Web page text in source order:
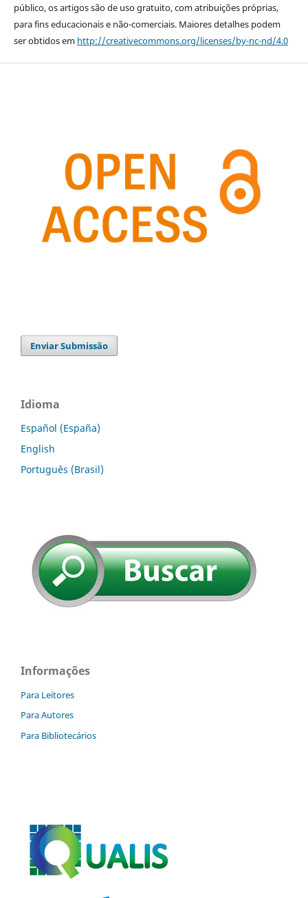
público, os artigos são de uso gratuito, com atribuições próprias,
para fins educacionais e não-comerciais. Maiores detalhes podem
ser obtidos em http://creativecommons.org/licenses/by-nc-nd/4.0
Enviar Submissão
Idioma
Español (España)
English
Português (Brasil)
Informações
Para Leitores
Para Autores
Para Bibliotecários